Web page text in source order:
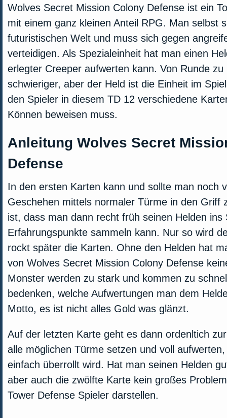
Wolves Secret Mission Colony Defense ist ein
mit einem ganz kleinen Anteil RPG. Man selbst
futuristischen Welt und muss sich gegen
verteidigen. Als Spezialeinheit hat man einen
erlegter Creeper aufwerten kann. Von Runde
schwieriger, aber der Held ist die Einheit im
den Spieler in diesem TD 12 verschiedene
Können beweisen muss.
Anleitung Wolves Secret
Defense
In den ersten Karten kann und sollte man noch
Geschehen mittels normaler Türme in den Griff
ist, dass man dann recht früh seinen Helden
Erfahrungspunkte sammeln kann. Nur so wird
rockt später die Karten. Ohne den Helden hat
von Wolves Secret Mission Colony Defense
Monster werden zu stark und kommen zu
bedenken, welche Aufwertungen man dem
Motto, es ist nicht alles Gold was glänzt.
Auf der letzten Karte geht es dann ordenltich
alle möglichen Türme setzen und voll
einfach überrollt wird. Hat man seinen Helden
aber auch die zwölfte Karte kein großes
Tower Defense Spieler darstellen.